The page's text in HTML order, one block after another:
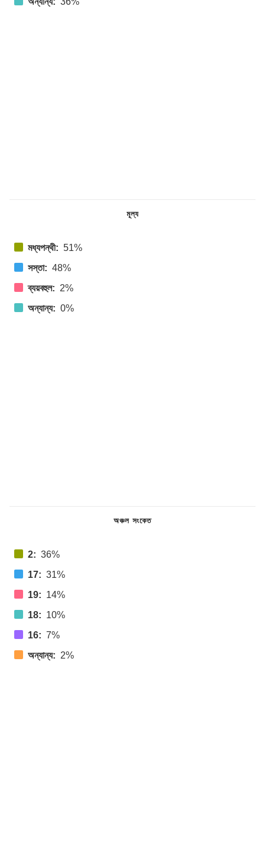
মূল্য
মধ্যপন্থী: 51%
সস্তা: 48%
ব্যয়বহুল: 2%
অন্যান্য: 0%
অঞ্চল সংকেত
2: 36%
17: 31%
19: 14%
18: 10%
16: 7%
অন্যান্য: 2%